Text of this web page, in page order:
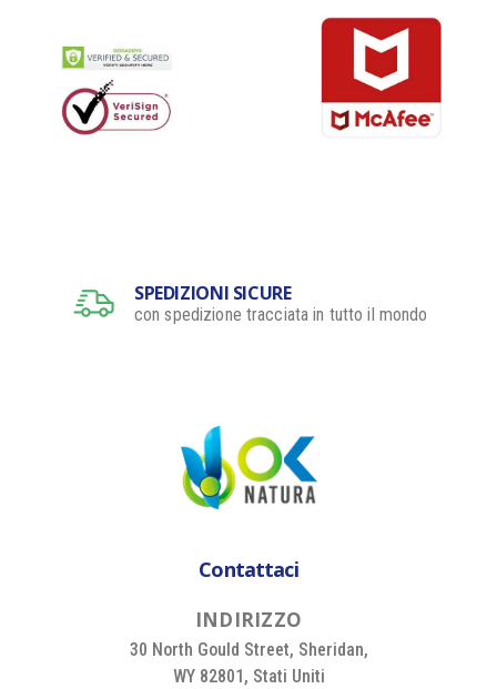
SPEDIZIONI SICURE
con spedizione tracciata in tutto il mondo
Contattaci
INDIRIZZO
30 North Gould Street, Sheridan,
WY 82801, Stati Uniti